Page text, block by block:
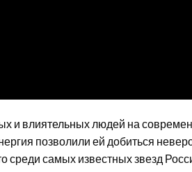
и влиятельных людей на
позволили ей добиться
среди самых известных звезд